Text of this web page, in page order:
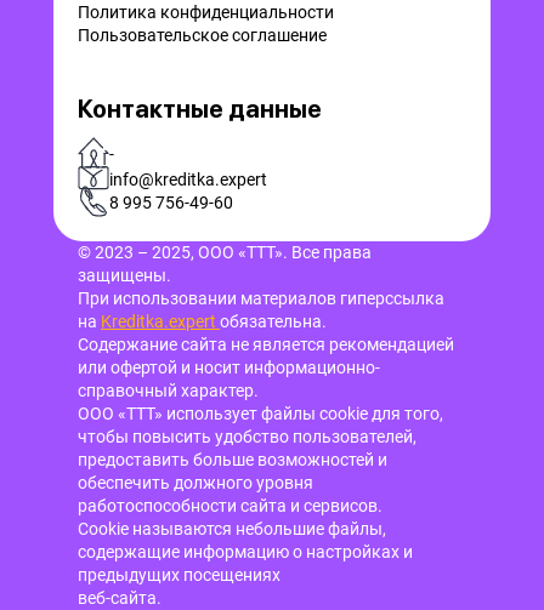
Политика конфиденциальности
Пользовательское соглашение
Контактные данные
-
info@kreditka.expert
8 995 756-49-60
© 2023 – 2025, ООО «ТТТ». Все права
защищены.
При использовании материалов гиперссылка
на Kreditka.expert обязательна.
Содержание сайта не является рекомендацией
или офертой и носит информационно-
справочный характер.
ООО «ТТТ» использует файлы cookie для того,
чтобы повысить удобство пользователей,
предоставить больше возможностей и
обеспечить должного уровня
работоспособности сайта и сервисов.
Cookie называются небольшие файлы,
содержащие информацию о настройках и
предыдущих посещениях
веб-сайта.